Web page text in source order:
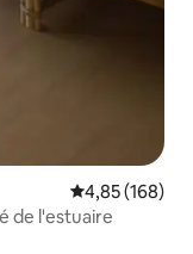
Évaluation
4,85 (168)
de l'estuaire